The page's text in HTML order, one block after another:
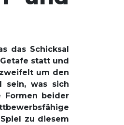
das Schicksal
statt und
um den
sein, was sich
Formen beider
zu diesem